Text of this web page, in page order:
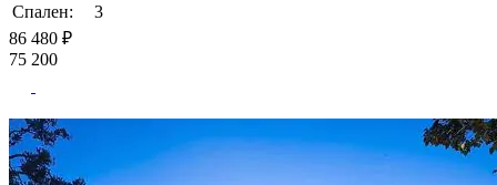
Спален:
3
86 480 ₽
75 200